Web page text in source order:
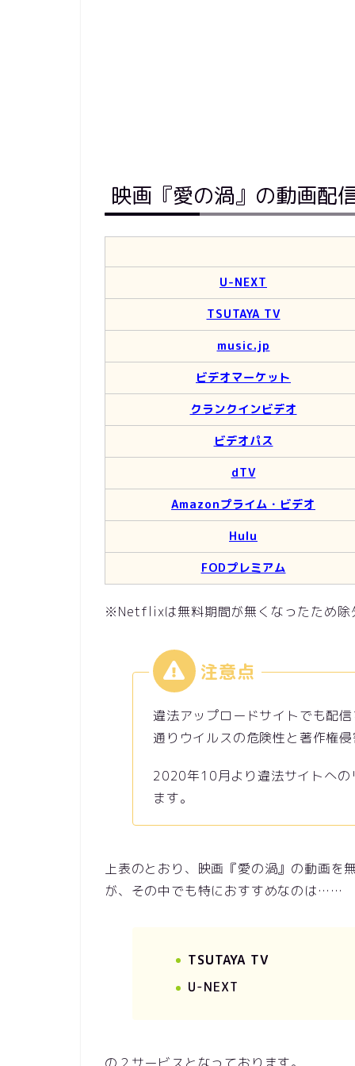
映画『愛の渦』の動画配
U-NEXT
TSUTAYA TV
music.jp
ビデオマーケット
クランクインビデオ
ビデオパス
dTV
Amazonプライム・ビデオ
Hulu
FODプレミアム
※Netflixは無料期間が無くなったため除
違法アップロードサイトでも配
通りウイルスの危険性と著作権
2020年10月より違法サイトへの
ます。
上表のとおり、映画『愛の渦』の動画
が、その中でも特におすすめなのは……
TSUTAYA TV
U-NEXT